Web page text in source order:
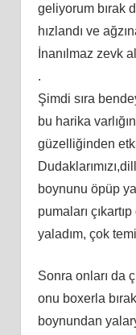
geliyorum bırak
hızlandı ve
İnanılmaz zevk
.
Şimdi sıra
bu harika
güzelliğinden
boynunu öpüp
pumaları
yaladım, çok
Sonra onları da
onu boxerla
boynundan